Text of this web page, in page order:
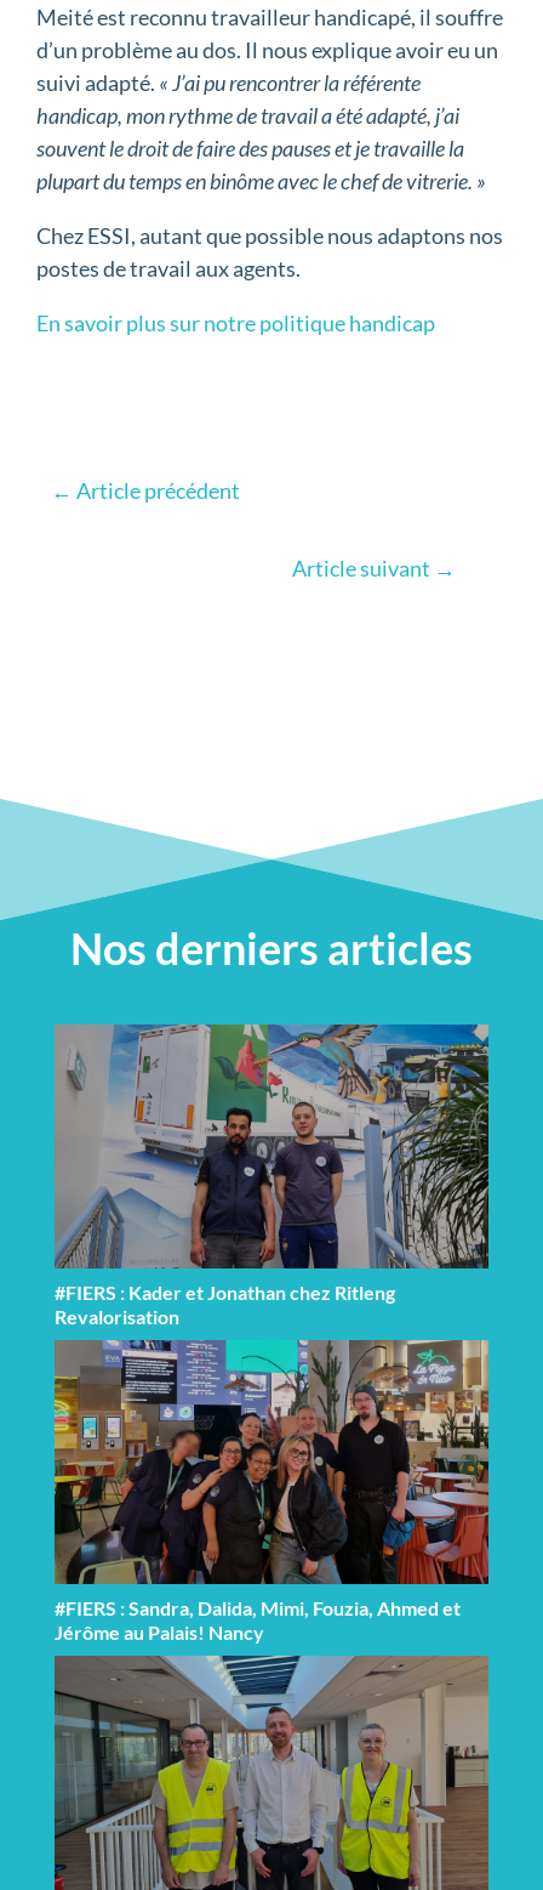
Meité est reconnu travailleur handicapé, il souffre
d’un problème au dos. Il nous explique avoir eu un
suivi adapté. « J’ai pu rencontrer la référente
handicap, mon rythme de travail a été adapté, j’ai
souvent le droit de faire des pauses et je travaille la
plupart du temps en binôme avec le chef de vitrerie. »
Chez ESSI, autant que possible nous adaptons nos
postes de travail aux agents.
En savoir plus sur notre politique handicap
← Article précédent
Article suivant →
Nos derniers articles
#FIERS : Kader et Jonathan chez Ritleng
Revalorisation
#FIERS : Sandra, Dalida, Mimi, Fouzia, Ahmed et
Jérôme au Palais! Nancy